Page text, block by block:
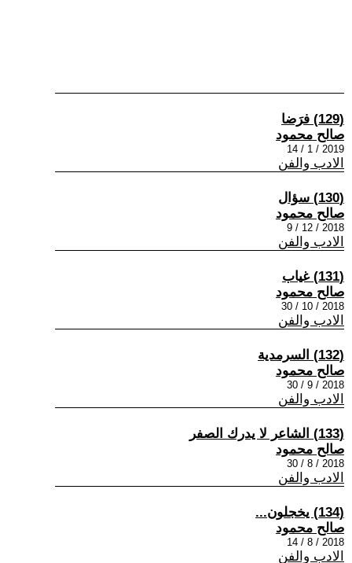
(129) فرَضا
صالح محمود
2019 / 1 / 14
الادب والفن
(130) سؤال
صالح محمود
2018 / 12 / 9
الادب والفن
(131) غياب
صالح محمود
2018 / 10 / 30
الادب والفن
(132) السرمدية
صالح محمود
2018 / 9 / 30
الادب والفن
(133) الشاعر لا يدرك الصفر
صالح محمود
2018 / 8 / 30
الادب والفن
(134) يخجلون...
صالح محمود
2018 / 8 / 14
الادب والفن